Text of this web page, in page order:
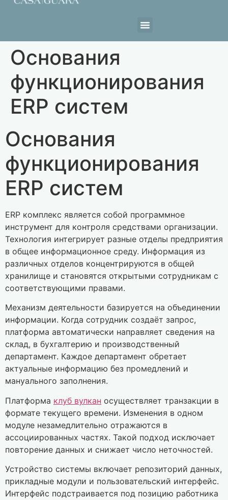
Основания
функционирования
ERP систем
Основания
функционирования
ERP систем
ERP комплекс является собой программное
инструмент для контроля средствами организации.
Технология интегрирует разные отделы предприятия
в общее информационное среду. Информация из
различных отделов концентрируются в общей
хранилище и становятся открытыми сотрудникам с
соответствующими правами.
Механизм деятельности базируется на объединении
информации. Когда сотрудник создаёт запрос,
платформа автоматически направляет сведения на
склад, в бухгалтерию и производственный
департамент. Каждое департамент обретает
актуальные информацию без промедлений и
мануального заполнения.
Платформа клуб вулкан осуществляет транзакции в
формате текущего времени. Изменения в одном
модуле незамедлительно отражаются в
ассоциированных частях. Такой подход исключает
повторение данных и снижает число неточностей.
Устройство системы включает репозиторий данных,
прикладные модули и пользовательский интерфейс.
Интерфейс подстраивается под позицию работника